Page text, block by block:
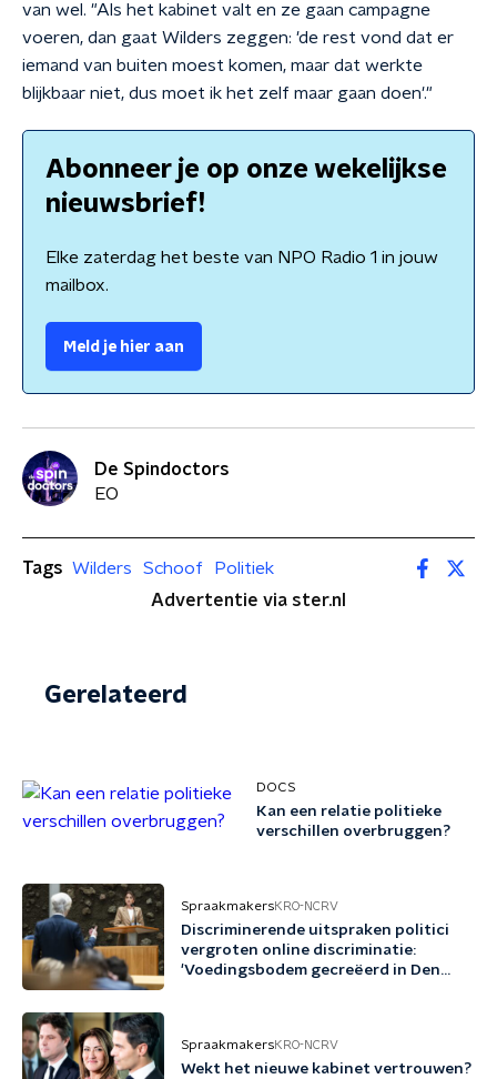
van wel. "Als het kabinet valt en ze gaan campagne
voeren, dan gaat Wilders zeggen: 'de rest vond dat er
iemand van buiten moest komen, maar dat werkte
blijkbaar niet, dus moet ik het zelf maar gaan doen'."
Abonneer je op onze wekelijkse
nieuwsbrief!
Elke zaterdag het beste van NPO Radio 1 in jouw
mailbox.
Meld je hier aan
De Spindoctors
EO
Tags Wilders Schoof
Politiek
Advertentie via ster.nl
Gerelateerd
DOCS
Kan een relatie politieke
verschillen overbruggen?
SpraakmakersKRO-NCRV
Discriminerende uitspraken politici
vergroten online discriminatie:
'Voedingsbodem gecreëerd in Den
SpraakmakersKRO-NCRV
Wekt het nieuwe kabinet vertrouwen?